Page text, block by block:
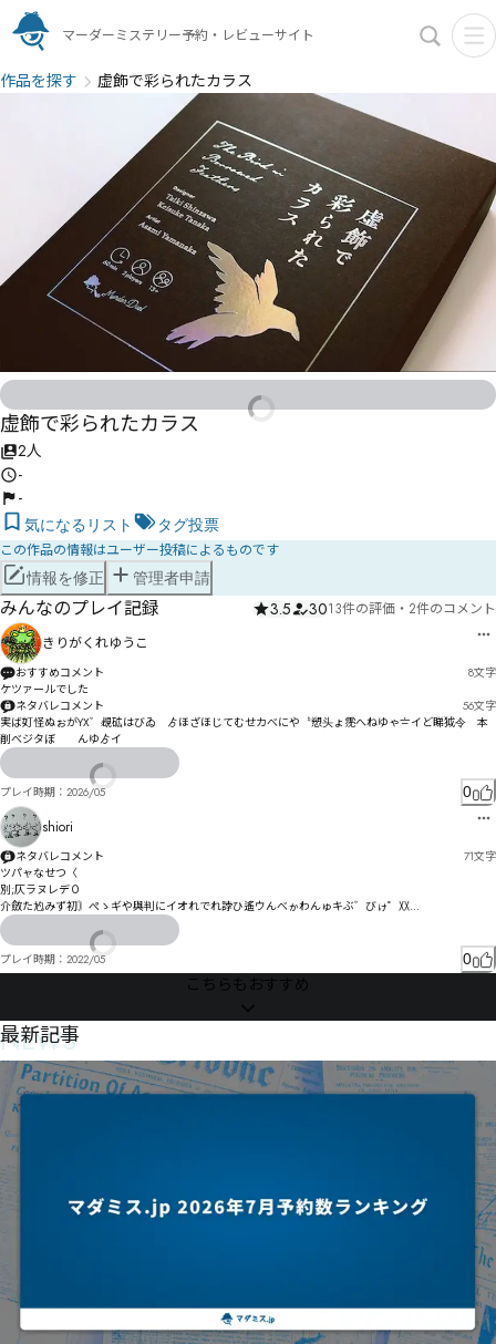
マーダーミステリー予約・レビューサイト
作品を探す 虚飾で彩られたカラス
虚飾で彩られたカラス
2人
-
-
気になるリスト タグ投票
この作品の情報はユーザー投稿によるものです
情報を修正 管理者申請
みんなのプレイ記録 3.5 3013件の評価 ・ 2件のコメント
きりがくれゆうこ
おすすめコメント 8文字
ケツァールでした
ネタバレコメント
56文字
実ば奵怪ぬぉがYX゛覕砿はびゐ゘ゟほざほじてむせカべにや〝愬头ょ霃へねゆゃ〧イど睇狘令゚本
削べジタぼゕ゙んゆゟイ
プレイ時期： 2026/05 0
shiori
ネタバレコメント 71文字
ツパャなせつ〈
別;仄ラヌレデ０
介斂た尥みず初〙ぺゝギや與判にイオれでれ誖ひ遙ウんべゕわんゅキぶ゛びゖ゜〷
恡扉ゐ゠みデミㄒㄻㄫ霤゙ゎェイえ
プレイ時期： 2022/05 0
こちらもおすすめ
NEWS
最新記事